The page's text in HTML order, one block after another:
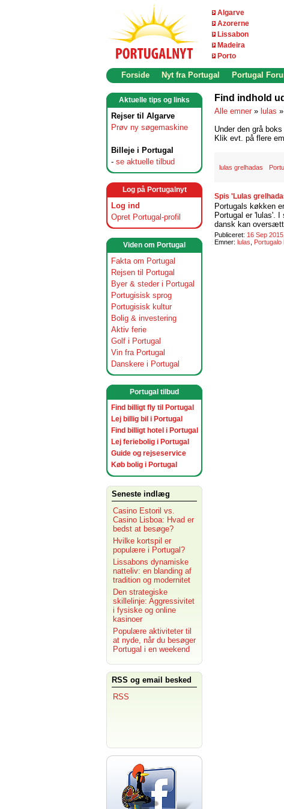
Algarve
Azorerne
Lissabon
Madeira
Porto
Forside Nyt fra Portugal Portugal
Aktuelle tips og links
Rejser til Algarve
Prøv ny søgemaskine
Billeje i Portugal
- se aktuelle tilbud
Log på Portugalnyt
Log ind
Opret Portugal-profil
Viden om Portugal
Fakta om Portugal
Rejsen til Portugal
Byer & steder i Portugal
Portugisisk sprog
Portugisisk kultur
Bolig & investering
Aktiv ferie
Golf i Portugal
Vin fra Portugal
Danskere i Portugal
Portugal tilbud
Find billigt fly til Portugal
Lej billig bil i Portugal
Find billigt hotel i Portugal
Lej feriebolig i Portugal
Guide og rejseservice
Køb bolig i Portugal
Seneste indlæg
Casino Estoril vs.
Casino Lisboa: Hvad er
bedst at besøge?
Hvilke kortspil er
populære i Portugal?
Lissabons dynamiske
natteliv: en blanding af
tradition og modernitet
Den strategiske
skillelinje: Aggressivitet
i fysiske og online
kasinoer
Populære aktiviteter til
at nyde, når du besøger
Portugal i en weekend
RSS og email besked
RSS
Find indhold
Alle emner » lulas »
Under den grå
Klik evt. på flere
lulas grelhadas
Spis 'Lulas
Portugals køkken
Portugal er 'lulas'.
dansk kan
Publiceret: 16 Sep
Emner: lulas Portugalo